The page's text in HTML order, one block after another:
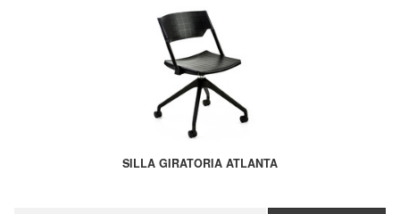
SILLA GIRATORIA ATLANTA